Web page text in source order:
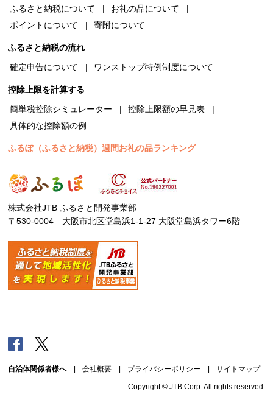
ふるさと納税について
お礼の品について
ポイントについて
寄附について
ふるさと納税の流れ
確定申告について
ワンストップ特例制度について
控除上限を計算する
簡単税控除シミュレーター
控除上限額の早見表
具体的な控除額の例
ふるぽ（ふるさと納税）週間お礼の品ランキング
株式会社JTB ふるさと開発事業部
〒530-0004 大阪市北区堂島浜1-1-27 大阪堂島浜タワー6階
Facebook
自治体関係者様へ| 会社概要 プライバシーポリシー サイトマップ
Copyright © JTB Corp. All rights reserved.